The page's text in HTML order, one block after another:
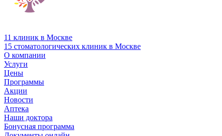
11 клиник в Москве
15 стоматологических клиник в Москве
О компании
Услуги
Цены
Программы
Акции
Новости
Аптека
Наши доктора
Бонусная программа